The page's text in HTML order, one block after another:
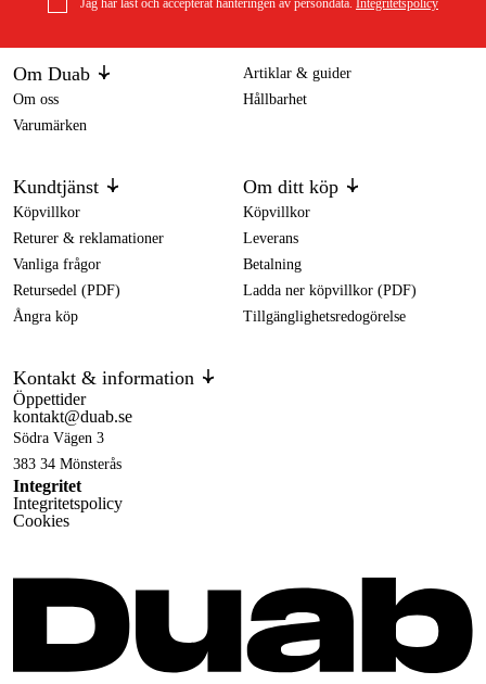
Om Duab
Om oss
Varumärken
Artiklar & guider
Hållbarhet
Kundtjänst
Köpvillkor
Returer & reklamationer
Vanliga frågor
Retursedel (PDF)
Ångra köp
Om ditt köp
Köpvillkor
Leverans
Betalning
Ladda ner köpvillkor (PDF)
Tillgänglighetsredogörelse
Kontakt & information
Öppettider
kontakt@duab.se
Södra Vägen 3
383 34 Mönsterås
Integritet
Integritetspolicy
Cookies